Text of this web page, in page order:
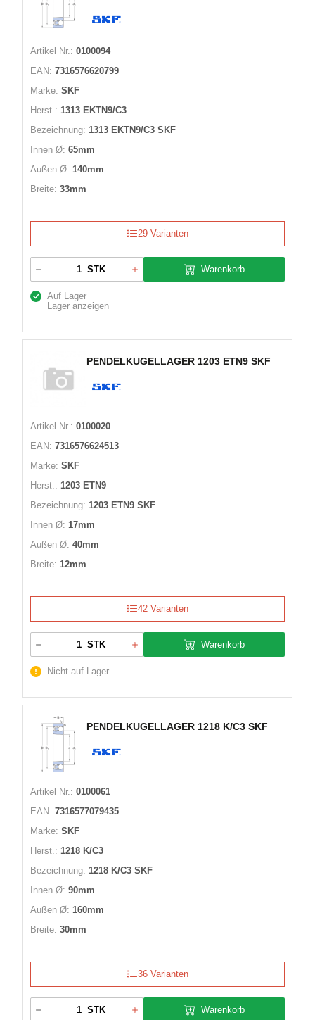
Artikel Nr.: 0100094
EAN: 7316576620799
Marke: SKF
Herst.: 1313 EKTN9/C3
Bezeichnung: 1313 EKTN9/C3 SKF
Innen Ø: 65mm
Außen Ø: 140mm
Breite: 33mm
29 Varianten
STK Warenkorb
Auf Lager
Lager anzeigen
PENDELKUGELLAGER 1203 ETN9 SKF
Artikel Nr.: 0100020
EAN: 7316576624513
Marke: SKF
Herst.: 1203 ETN9
Bezeichnung: 1203 ETN9 SKF
Innen Ø: 17mm
Außen Ø: 40mm
Breite: 12mm
42 Varianten
STK Warenkorb
Nicht auf Lager
PENDELKUGELLAGER 1218 K/C3 SKF
Artikel Nr.: 0100061
EAN: 7316577079435
Marke: SKF
Herst.: 1218 K/C3
Bezeichnung: 1218 K/C3 SKF
Innen Ø: 90mm
Außen Ø: 160mm
Breite: 30mm
36 Varianten
STK Warenkorb